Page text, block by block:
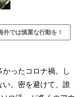
外では慎重な行動を！
ったコロナ禍。し
い。密を避けて、誰